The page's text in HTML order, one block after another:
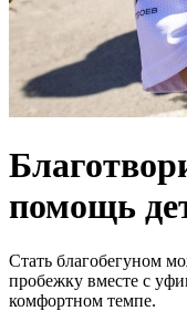
помощь
Стать благобегуном
пробежку вместе с
комфортном темпе.